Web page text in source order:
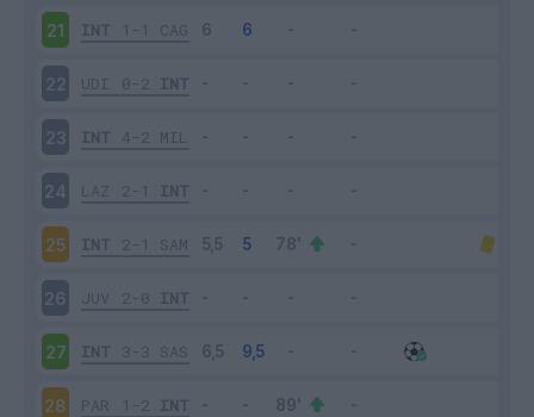
21 INT 1-1 CAG
22 UDI 0-2 INT
23 INT 4-2 MIL
24 LAZ 2-1 INT
25 INT 2-1 SAM
26 JUV 2-0 INT
27 INT 3-3 SAS
28 PAR 1-2 INT